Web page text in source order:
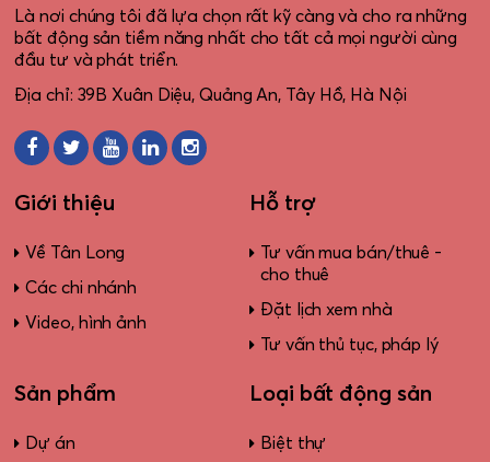
Là nơi chúng tôi đã lựa chọn rất kỹ càng và cho ra những
bất động sản tiềm năng nhất cho tất cả mọi người cùng
đầu tư và phát triển.
Địa chỉ: 39B Xuân Diệu, Quảng An, Tây Hồ, Hà Nội
Giới thiệu
Về Tân Long
Các chi nhánh
Video, hình ảnh
Hỗ trợ
Tư vấn mua bán/thuê -
cho thuê
Đặt lịch xem nhà
Tư vấn thủ tục, pháp lý
Sản phẩm
Dự án
Loại bất động sản
Biệt thự